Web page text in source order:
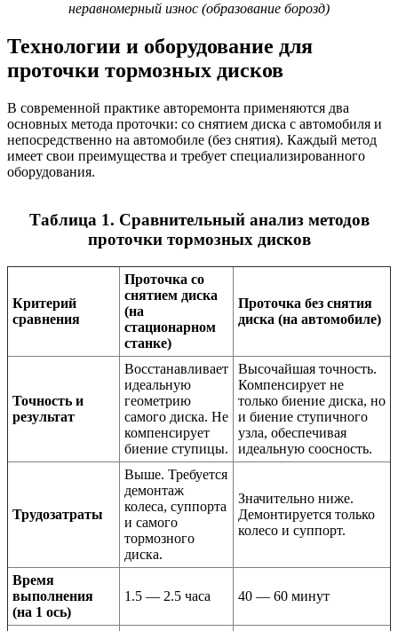
неравномерный износ (образование борозд)
Технологии и оборудование для
проточки тормозных дисков
В современной практике авторемонта применяются два
основных метода проточки: со снятием диска с автомобиля и
непосредственно на автомобиле (без снятия). Каждый метод
имеет свои преимущества и требует специализированного
оборудования.
Таблица 1. Сравнительный анализ методов
проточки тормозных дисков
Критерий
сравнения
Проточка со
снятием диска
(на
стационарном
станке)
Проточка без снятия
диска (на автомобиле)
Точность и
результат
Восстанавливает
идеальную
геометрию
самого диска. Не
компенсирует
биение ступицы.
Высочайшая точность.
Компенсирует не
только биение диска, но
и биение ступичного
узла, обеспечивая
идеальную соосность.
Трудозатраты
Выше. Требуется
демонтаж
колеса, суппорта
и самого
тормозного
диска.
Значительно ниже.
Демонтируется только
колесо и суппорт.
Время
выполнения
(на 1 ось)
1.5 — 2.5 часа 40 — 60 минут